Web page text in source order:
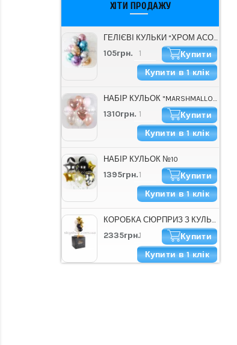
ХІТИ ПРОДАЖУ
ГЕЛІЄВІ КУЛЬКИ "ХРОМ АСОРТІ" (30 СМ)
105грн.
Купити
Купити в 1 клік
НАБІР КУЛЬОК "MARSHMALLOW"
1310грн.
Купити
Купити в 1 клік
НАБІР КУЛЬОК №10
1395грн.
Купити
Купити в 1 клік
КОРОБКА СЮРПРИЗ З КУЛЬКАМИ "HAPPY B-DAY СТИЛЬНА"
2335грн.
Купити
Купити в 1 клік